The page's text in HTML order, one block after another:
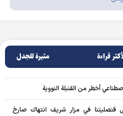
قراءة مثيرة للجدل
أخطر من القنبلة النووية
قنصليتنا في مزار شريف انتهاك صارخ